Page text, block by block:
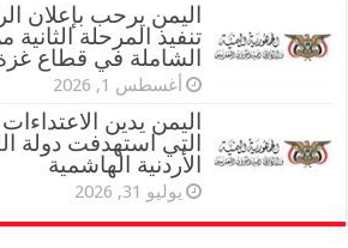
اليمن يرحب بإعلان
تنفيذ المرحلة
الشاملة في قطاع
أغسطس 1, 2026
اليمن يدين الاعتداءات
التي استهدفت دولة
الأردنية الهاشمية
يوليو 31, 2026